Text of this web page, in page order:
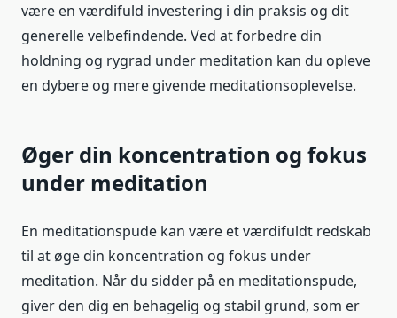
være en værdifuld investering i din praksis og dit
generelle velbefindende. Ved at forbedre din
holdning og rygrad under meditation kan du opleve
en dybere og mere givende meditationsoplevelse.
Øger din koncentration og fokus
under meditation
En meditationspude kan være et værdifuldt redskab
til at øge din koncentration og fokus under
meditation. Når du sidder på en meditationspude,
giver den dig en behagelig og stabil grund, som er